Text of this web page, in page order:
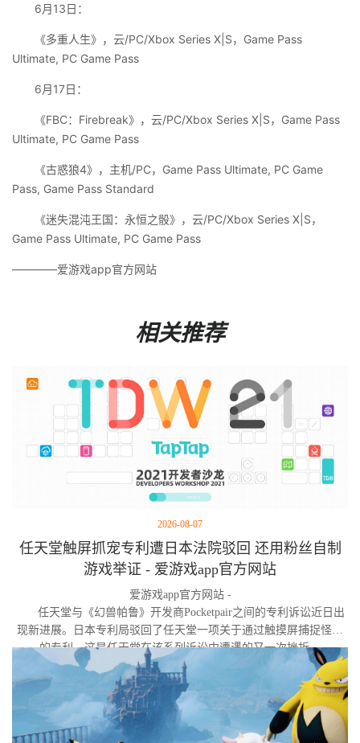
6月13日：
《多重人生》，云/PC/Xbox Series X|S，Game Pass
Ultimate, PC Game Pass
6月17日：
《FBC：Firebreak》，云/PC/Xbox Series X|S，Game Pass
Ultimate, PC Game Pass
《古惑狼4》，主机/PC，Game Pass Ultimate, PC Game
Pass, Game Pass Standard
《迷失混沌王国：永恒之骰》，云/PC/Xbox Series X|S，
Game Pass Ultimate, PC Game Pass
————爱游戏app官方网站
相关推荐
2026-08-07
任天堂触屏抓宠专利遭日本法院驳回 还用粉丝自制
游戏举证 - 爱游戏app官方网站
爱游戏app官方网站 -
任天堂与《幻兽帕鲁》开发商Pocketpair之间的专利诉讼近日出
现新进展。日本专利局驳回了任天堂一项关于通过触摸屏捕捉怪物
的专利，这是任天堂在该系列诉讼中遭遇的又一次挫折。